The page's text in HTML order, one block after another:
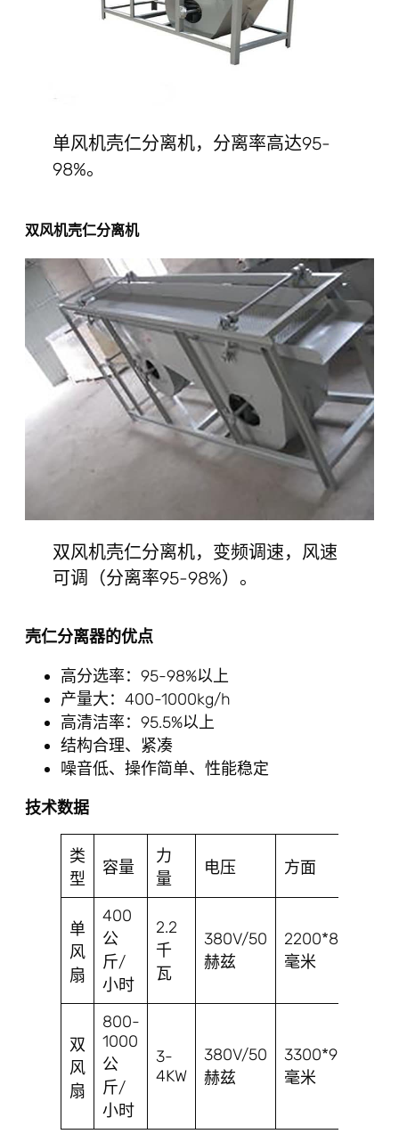
单风机壳仁分离机，分离率高达95-
98%。
双风机壳仁分离机
双风机壳仁分离机，变频调速，风速
可调（分离率95-98%）。
壳仁分离器的优点
高分选率：95-98%以上
产量大：400-1000kg/h
高清洁率：95.5%以上
结构合理、紧凑
噪音低、操作简单、性能稳定
技术数据
类
型
容量
力
量
电压 方面
单
风
扇
400
公
斤/
小时
2.2
千
瓦
380V/50
赫兹
2200*800*1600
毫米
双
风
扇
800-
1000
公
斤/
小时
3-
4KW
380V/50
赫兹
3300*900*1670
毫米